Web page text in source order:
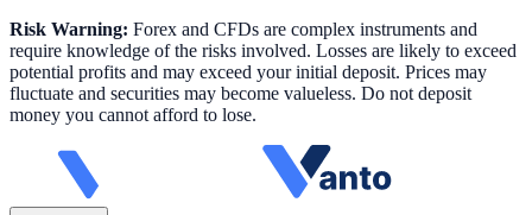
Risk Warning: Forex and CFDs are complex instruments and
require knowledge of the risks involved. Losses are likely to exceed
potential profits and may exceed your initial deposit. Prices may
fluctuate and securities may become valueless. Do not deposit
money you cannot afford to lose.